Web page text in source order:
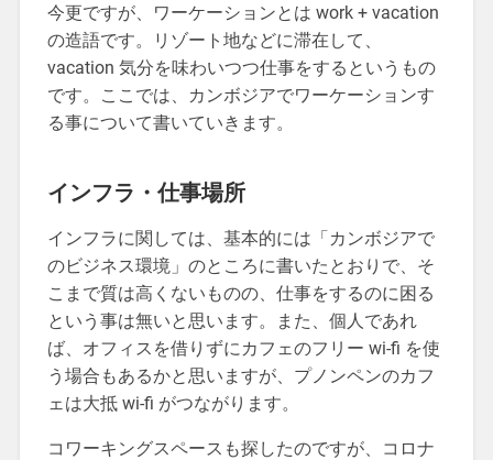
今更ですが、ワーケーションとは work + vacation
の造語です。リゾート地などに滞在して、
vacation 気分を味わいつつ仕事をするというもの
です。ここでは、カンボジアでワーケーションす
る事について書いていきます。
インフラ・仕事場所
インフラに関しては、基本的には「カンボジアで
のビジネス環境」のところに書いたとおりで、そ
こまで質は高くないものの、仕事をするのに困る
という事は無いと思います。また、個人であれ
ば、オフィスを借りずにカフェのフリー wi-fi を使
う場合もあるかと思いますが、プノンペンのカフ
ェは大抵 wi-fi がつながります。
コワーキングスペースも探したのですが、コロナ